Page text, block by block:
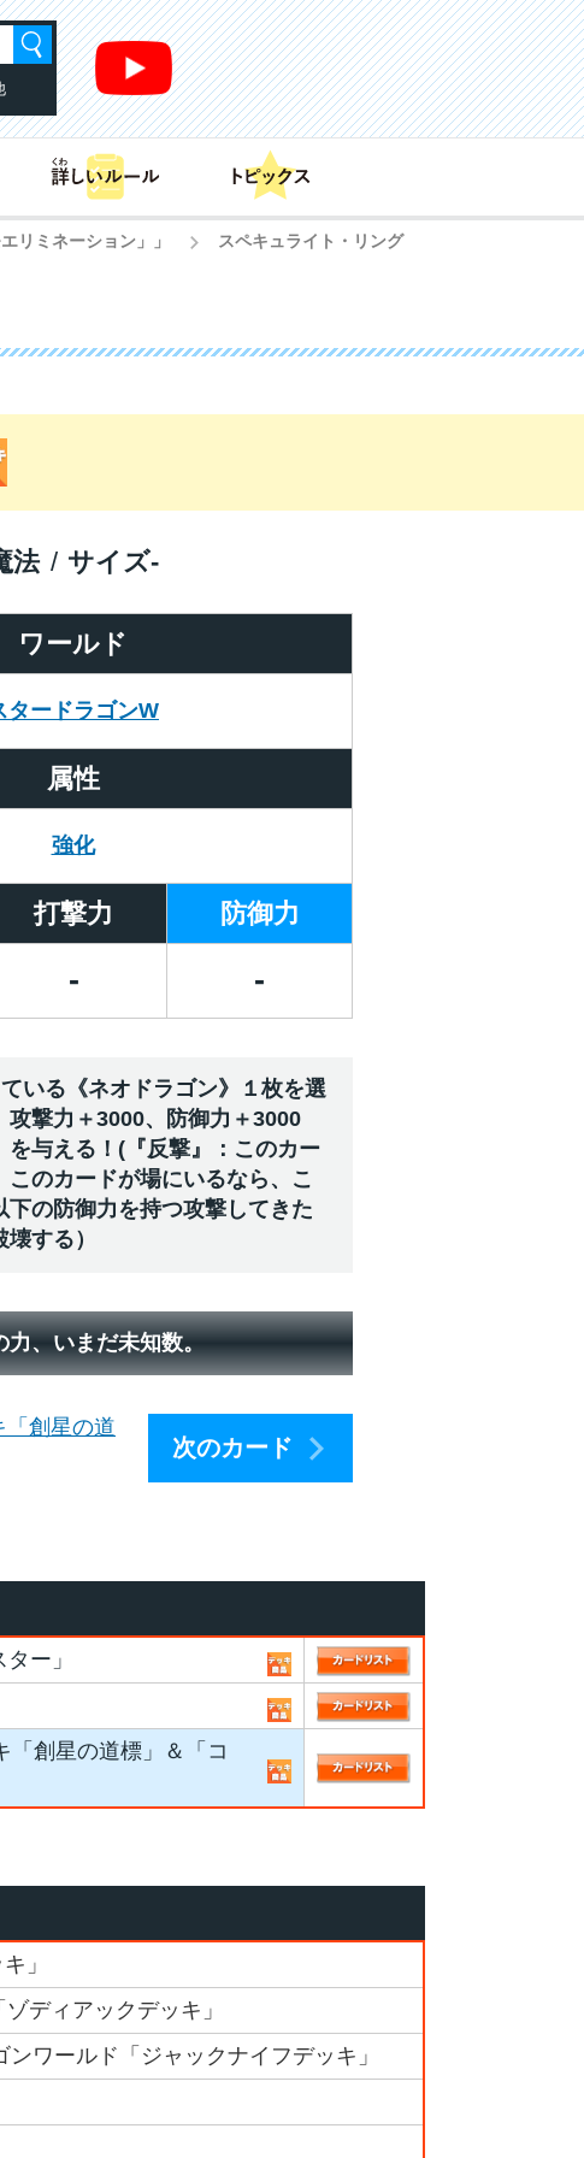
へ・あそび方商品情報 カードリスト
リミネーション」」 スペキュライト・リング
ワールド
タードラゴンW
法 サイズ-
属性
強化
打撃力 防御力
- -
いる《ネオドラゴン》１枚を選
攻撃力＋3000、防御力＋3000
を与える！(『反撃』：このカー
このカードが場にいるなら、こ
下の防御力を持つ攻撃してきた
する）
力、いまだ未知数。
「創星の道
次のカード
ー」
「創星の道標」＆「コ
」
ディアックデッキ」
ワールド「ジャックナイフデッキ」